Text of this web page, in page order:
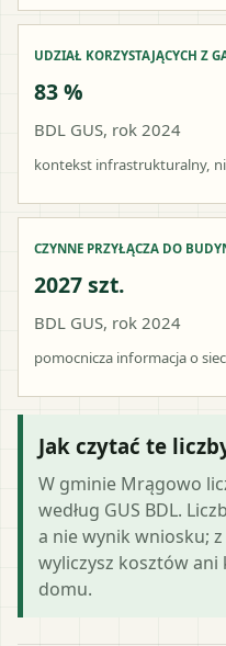
UDZIAŁ KORZYSTAJĄCYCH Z
83 %
BDL GUS, rok 2024
kontekst infrastrukturalny,
CZYNNE PRZYŁĄCZA DO
2027 szt.
BDL GUS, rok 2024
pomocnicza informacja o
Jak czytać te
W gminie Mrągowo
według GUS BDL.
a nie wynik wniosku;
wyliczysz kosztów
domu.